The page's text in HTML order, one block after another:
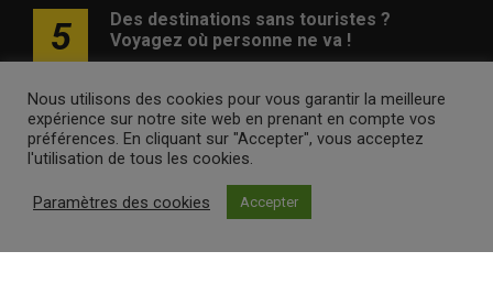
5
Des destinations sans touristes ?
Voyagez où personne ne va !
Avertissement Newsletter
de confidentialité
voyagesvoyages.be •Internet Ventures. Site web géré par
Nous utilisons des cookies pour vous garantir la meilleure
expérience sur notre site web en prenant en compte vos
préférences. En cliquant sur "Accepter", vous acceptez
l'utilisation de tous les cookies.
Paramètres des cookies Accepter